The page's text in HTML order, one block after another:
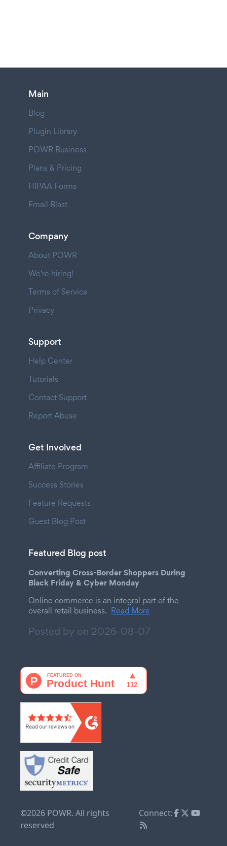
Main
Blog
Plugin Library
POWR Business
Plans & Pricing
HIPAA Forms
Email Blast
Company
About POWR
We're hiring!
Terms of Service
Privacy
Support
Help Center
Tutorials
Contact Support
Report Abuse
Get Involved
Affiliate Program
Success Stories
Feature Requests
Guest Blog Post
Featured Blog post
Converting Cross-Border Shoppers During
Black Friday & Cyber Monday
Online commerce is an integral part of the
overall retail business. Read More
Posted by on 2026-08-07
©2026 POWR. All rights
reserved
Connect: